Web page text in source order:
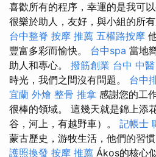
喜歡所有的程序，幸運的是我可
很樂於助人，友好，與小組的所
台中整脊 按摩 推薦 五權路按摩
豐富多彩而愉快。 台中spa 當地
助人和專心。 撥筋創業 台中 中
時光，我們之間沒有問題。 台中
宜蘭 外燴 整骨 推拿 感謝您的工
很棒的領域。 這幾天就是錦上添
谷，河上，有越野車）。 記帳士
蒙古歷史，游牧生活，他們的習
護照換發 按摩 推薦 Ákos的核心